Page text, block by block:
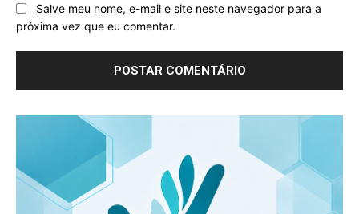
Salve meu nome, e-mail e site neste navegador para a
próxima vez que eu comentar.